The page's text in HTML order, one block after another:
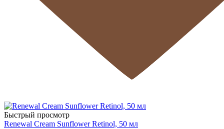
Быстрый просмотр
Renewal Cream Sunflower Retinol, 50 мл